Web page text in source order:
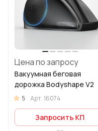
Цена по запросу
Вакуумная беговая
дорожка Bodyshape V2
5 Арт.16074
Запросить КП